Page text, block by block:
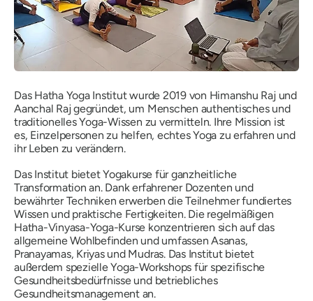
Das Hatha Yoga Institut wurde 2019 von Himanshu Raj und
Aanchal Raj gegründet, um Menschen authentisches und
traditionelles Yoga-Wissen zu vermitteln. Ihre Mission ist
es, Einzelpersonen zu helfen, echtes Yoga zu erfahren und
ihr Leben zu verändern.
Das Institut bietet Yogakurse für ganzheitliche
Transformation an. Dank erfahrener Dozenten und
bewährter Techniken erwerben die Teilnehmer fundiertes
Wissen und praktische Fertigkeiten. Die regelmäßigen
Hatha-Vinyasa-Yoga-Kurse konzentrieren sich auf das
allgemeine Wohlbefinden und umfassen Asanas,
Pranayamas, Kriyas und Mudras. Das Institut bietet
außerdem spezielle Yoga-Workshops für spezifische
Gesundheitsbedürfnisse und betriebliches
Gesundheitsmanagement an.